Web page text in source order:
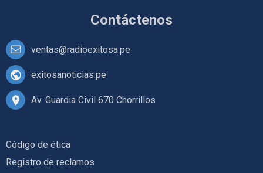
Contáctenos
ventas@radioexitosa.pe
exitosanoticias.pe
Av. Guardia Civil 670 Chorrillos
Código de ética
Registro de reclamos